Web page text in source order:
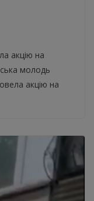
акцію на
молодь
акцію на